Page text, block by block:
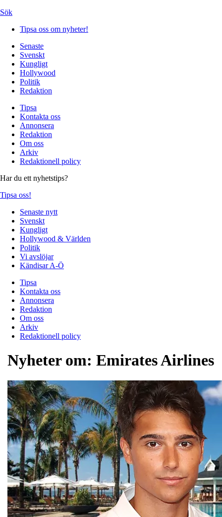
Sök
Tipsa oss om nyheter!
Senaste
Svenskt
Kungligt
Hollywood
Politik
Redaktion
Tipsa
Kontakta oss
Annonsera
Redaktion
Om oss
Arkiv
Redaktionell policy
Har du ett nyhetstips?
Tipsa oss!
Senaste nytt
Svenskt
Kungligt
Hollywood & Världen
Politik
Vi avslöjar
Kändisar A-Ö
Tipsa
Kontakta oss
Annonsera
Redaktion
Om oss
Arkiv
Redaktionell policy
Nyheter om: Emirates Airlines